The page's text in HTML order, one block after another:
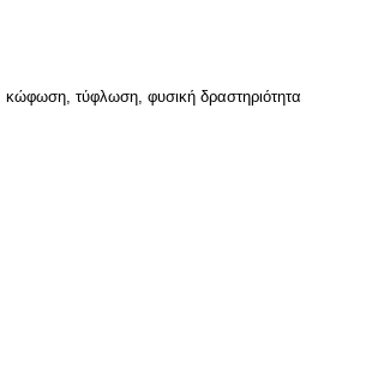
κώφωση, τύφλωση, φυσική δραστηριότητα